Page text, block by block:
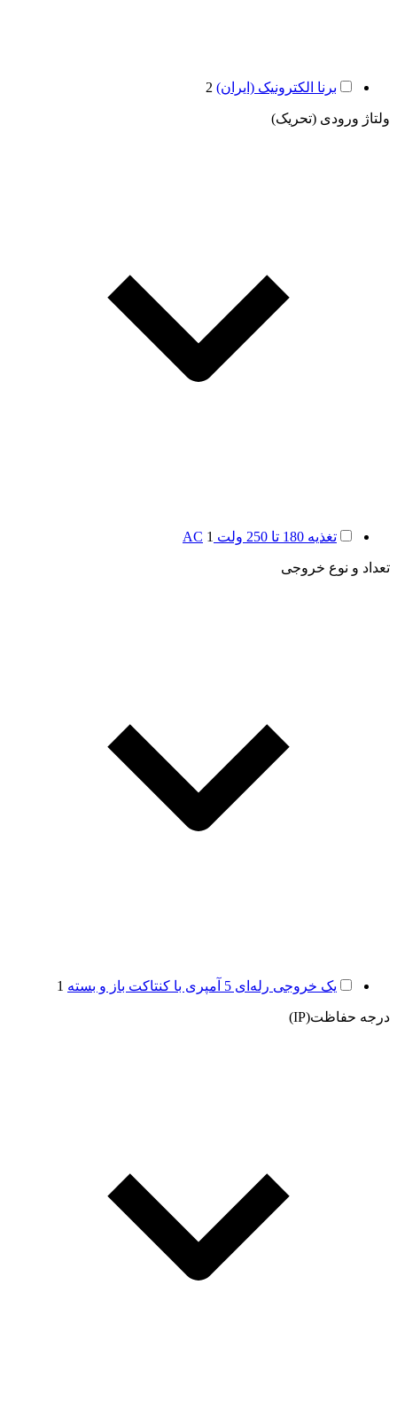
برنا الکترونیک (ایران) 2
ولتاژ ورودی (تحریک)
تغذیه 180 تا 250 ولت AC 1
تعداد و نوع خروجی
یک خروجی رله‌ای 5 آمپری با کنتاکت باز و بسته 1
درجه حفاظت(IP)